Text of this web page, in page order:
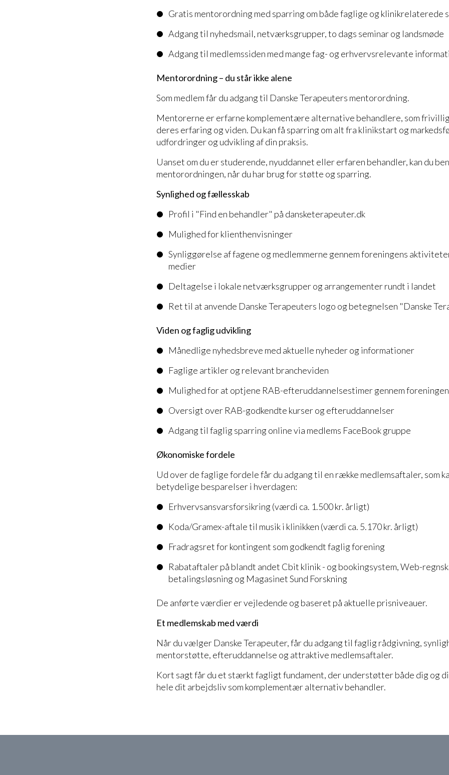
Gratis mentorordning med sparring om både faglige og klinikrelaterede
Adgang til nyhedsmail, netværksgrupper, to dags seminar og landsmøde
Adgang til medlemssiden med mange fag- og erhvervsrelevante
Mentorordning – du står ikke alene
Som medlem får du adgang til Danske Terapeuters mentorordning.
Mentorerne er erfarne komplementære alternative behandlere, som
deres erfaring og viden. Du kan få sparring om alt fra klinikstart og
udfordringer og udvikling af din praksis.
Uanset om du er studerende, nyuddannet eller erfaren behandler, kan du
mentorordningen, når du har brug for støtte og sparring.
Synlighed og fællesskab
Profil i "Find en behandler" på dansketerapeuter.dk
Mulighed for klienthenvisninger
Synliggørelse af fagene og medlemmerne gennem foreningens
medier
Deltagelse i lokale netværksgrupper og arrangementer rundt i landet
Ret til at anvende Danske Terapeuters logo og betegnelsen "Danske
Viden og faglig udvikling
Månedlige nyhedsbreve med aktuelle nyheder og informationer
Faglige artikler og relevant brancheviden
Mulighed for at optjene RAB-efteruddannelsestimer gennem
Oversigt over RAB-godkendte kurser og efteruddannelser
Adgang til faglig sparring online via medlems FaceBook gruppe
Økonomiske fordele
Ud over de faglige fordele får du adgang til en række medlemsaftaler, som
betydelige besparelser i hverdagen:
Erhvervsansvarsforsikring (værdi ca. 1.500 kr. årligt)
Koda/Gramex-aftale til musik i klinikken (værdi ca. 5.170 kr. årligt)
Fradragsret for kontingent som godkendt faglig forening
Rabataftaler på blandt andet Cbit klinik - og bookingsystem, Web-
betalingsløsning og Magasinet Sund Forskning
De anførte værdier er vejledende og baseret på aktuelle prisniveauer.
Et medlemskab med værdi
Når du vælger Danske Terapeuter, får du adgang til faglig rådgivning,
mentorstøtte, efteruddannelse og attraktive medlemsaftaler.
Kort sagt får du et stærkt fagligt fundament, der understøtter både dig og
hele dit arbejdsliv som komplementær alternativ behandler.